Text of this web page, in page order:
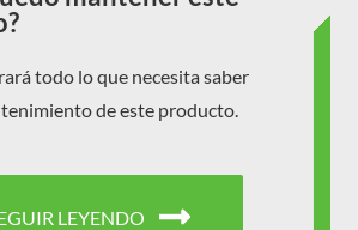
todo lo que necesita saber
de este producto.
LEYENDO